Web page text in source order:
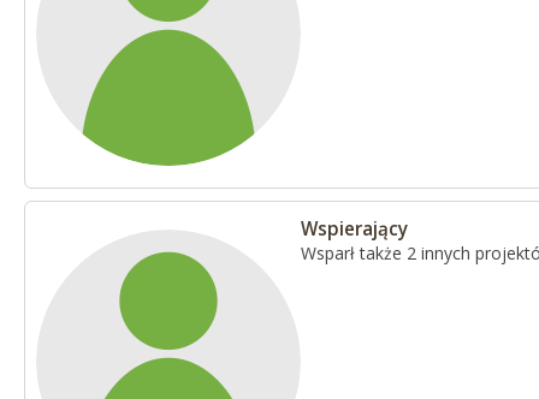
Wspierający
Wsparł także 2 innych